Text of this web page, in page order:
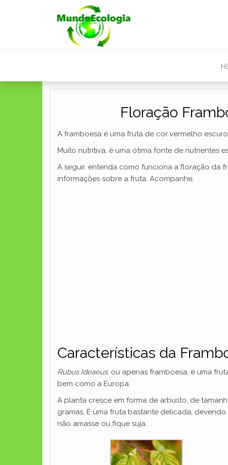
Floração
A framboesa é uma fruta de cor vermelho
Muito nutritiva, é uma ótima fonte de nutrientes
A seguir, entenda como funciona a floração da
informações sobre a fruta. Acompanhe.
Características da
Rubus Ideaeus, ou apenas framboesa, é uma
bem como a Europa.
A planta cresce em forma de arbusto, de
gramas. É uma fruta bastante delicada,
não amasse ou fique suja.